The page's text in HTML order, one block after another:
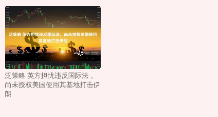
泛策略 英方担忧违反国际法，
尚未授权美国使用其基地打击伊
朗